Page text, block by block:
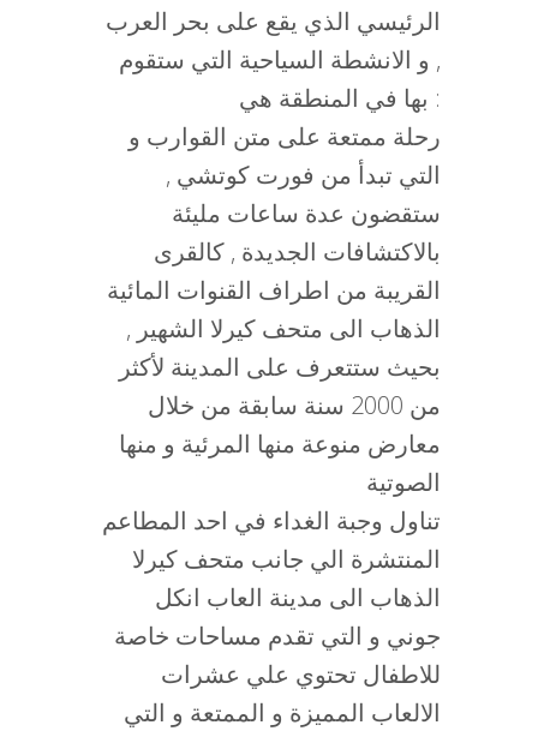
الرئيسي الذي يقع على بحر العرب
, و الانشطة السياحية التي ستقوم
بها في المنطقة هي :
رحلة ممتعة على متن القوارب و
التي تبدأ من فورت كوتشي ,
ستقضون عدة ساعات مليئة
بالاكتشافات الجديدة , كالقرى
القريبة من اطراف القنوات المائية
الذهاب الى متحف كيرلا الشهير ,
بحيث ستتعرف على المدينة لأكثر
من 2000 سنة سابقة من خلال
معارض منوعة منها المرئية و منها
الصوتية
تناول وجبة الغداء في احد المطاعم
المنتشرة الي جانب متحف كيرلا
الذهاب الى مدينة العاب انكل
جوني و التي تقدم مساحات خاصة
للاطفال تحتوي علي عشرات
الالعاب المميزة و الممتعة و التي